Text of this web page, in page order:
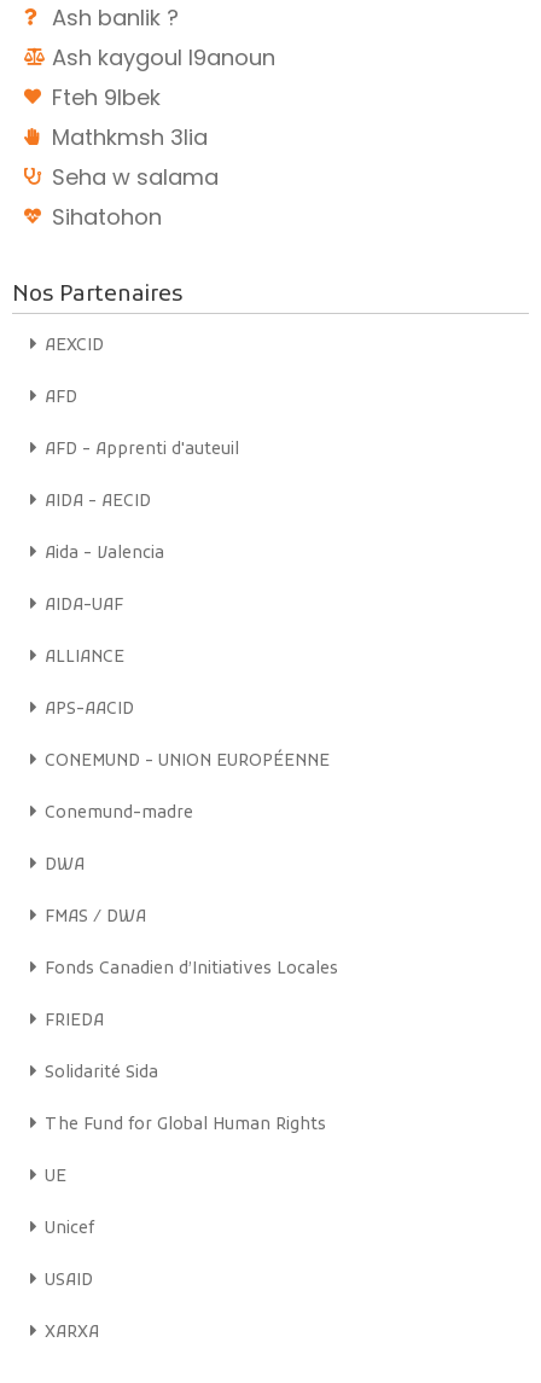
Ash banlik ?
Ash kaygoul l9anoun
Fteh 9lbek
Mathkmsh 3lia
Seha w salama
Sihatohon
Nos Partenaires
AEXCID
AFD
AFD - Apprenti d'auteuil
AIDA - AECID
Aida - Valencia
AIDA-UAF
ALLIANCE
APS-AACID
CONEMUND - UNION EUROPÉENNE
Conemund-madre
DWA
FMAS / DWA
Fonds Canadien d’Initiatives Locales
FRIEDA
Solidarité Sida
The Fund for Global Human Rights
UE
Unicef
USAID
XARXA